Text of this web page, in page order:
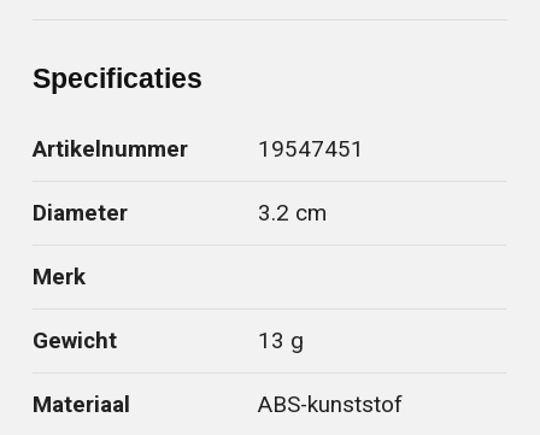
Specificaties
Artikelnummer 19547451
Diameter 3.2 cm
Merk
Gewicht 13 g
Materiaal ABS-kunststof